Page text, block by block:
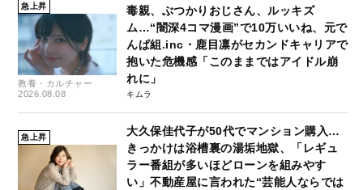
急上昇
教養・カルチャー
2026.08.08
毒親、ぶつかりおじさん、ルッキズ
ム…“闇深4コマ漫画”で10万いいね、元で
んぱ組.inc・鹿目凛がセカンドキャリアで
抱いた危機感「このままではアイドル崩
れに」
キムラ
急上昇
大久保佳代子が50代でマンション購入…
きっかけは浴槽裏の湯垢地獄、「レギュ
ラー番組が多いほどローンを組みやす
い」不動産屋に言われた“芸能人ならでは